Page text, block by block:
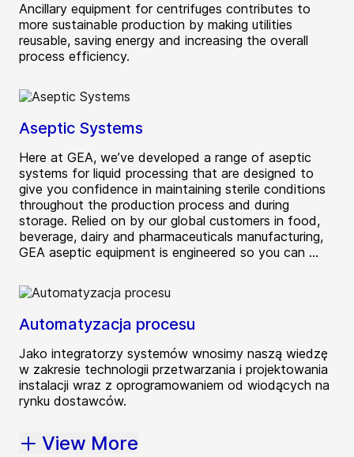
Ancillary equipment for centrifuges contributes to
more sustainable production by making utilities
reusable, saving energy and increasing the overall
process efficiency.
Aseptic Systems
Here at GEA, we’ve developed a range of aseptic
systems for liquid processing that are designed to
give you confidence in maintaining sterile conditions
throughout the production process and during
storage. Relied on by our global customers in food,
beverage, dairy and pharmaceuticals manufacturing,
GEA aseptic equipment is engineered so you can ...
Automatyzacja procesu
Jako integratorzy systemów wnosimy naszą wiedzę
w zakresie technologii przetwarzania i projektowania
instalacji wraz z oprogramowaniem od wiodących na
rynku dostawców.
View More